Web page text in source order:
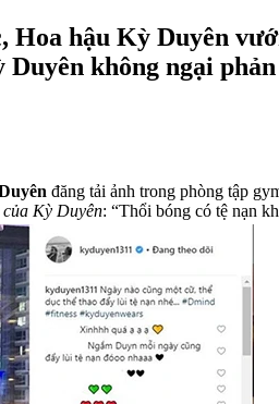
hậu Kỳ Duyên
không ngại
đăng tải ảnh trong phòng tập
Kỳ Duyên: “Thổi bóng có tệ nạn